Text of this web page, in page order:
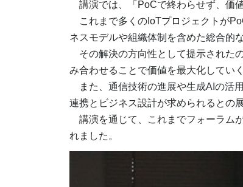
講演では、「PoCで終わらせず、価
これまで多くのIoTプロジェクトが
ネスモデルや組織体制を含めた総合的
その解決の方向性として提示された
み合わせることで価値を最大化してい
また、通信技術の進展や生成AIの活
連携とビジネス設計が求められるとの
講演を通じて、これまでフォーラム
れました。